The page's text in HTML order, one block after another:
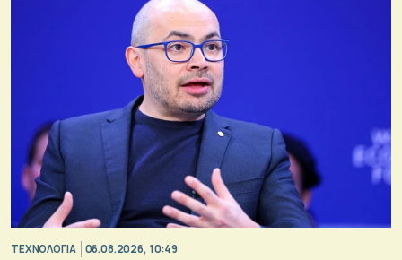
ΤΕΧΝΟΛΟΓΙΑ 06.08.2026, 10:49